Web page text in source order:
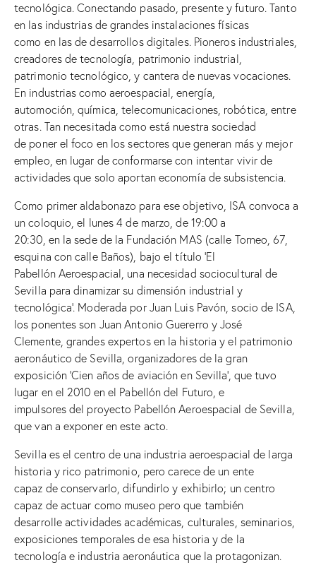
tecnológica. Conectando pasado, presente y futuro. Tanto
en las industrias de grandes instalaciones físicas
como en las de desarrollos digitales. Pioneros industriales,
creadores de tecnología, patrimonio industrial,
patrimonio tecnológico, y cantera de nuevas vocaciones.
En industrias como aeroespacial, energía,
automoción, química, telecomunicaciones, robótica, entre
otras. Tan necesitada como está nuestra sociedad
de poner el foco en los sectores que generan más y mejor
empleo, en lugar de conformarse con intentar vivir de
actividades que solo aportan economía de subsistencia.
Como primer aldabonazo para ese objetivo, ISA convoca a
un coloquio, el lunes 4 de marzo, de 19:00 a
20:30, en la sede de la Fundación MAS (calle Torneo, 67,
esquina con calle Baños), bajo el título ‘El
Pabellón Aeroespacial, una necesidad sociocultural de
Sevilla para dinamizar su dimensión industrial y
tecnológica’. Moderada por Juan Luis Pavón, socio de ISA,
los ponentes son Juan Antonio Guererro y José
Clemente, grandes expertos en la historia y el patrimonio
aeronáutico de Sevilla, organizadores de la gran
exposición ‘Cien años de aviación en Sevilla’, que tuvo
lugar en el 2010 en el Pabellón del Futuro, e
impulsores del proyecto Pabellón Aeroespacial de Sevilla,
que van a exponer en este acto.
Sevilla es el centro de una industria aeroespacial de larga
historia y rico patrimonio, pero carece de un ente
capaz de conservarlo, difundirlo y exhibirlo; un centro
capaz de actuar como museo pero que también
desarrolle actividades académicas, culturales, seminarios,
exposiciones temporales de esa historia y de la
tecnología e industria aeronáutica que la protagonizan.